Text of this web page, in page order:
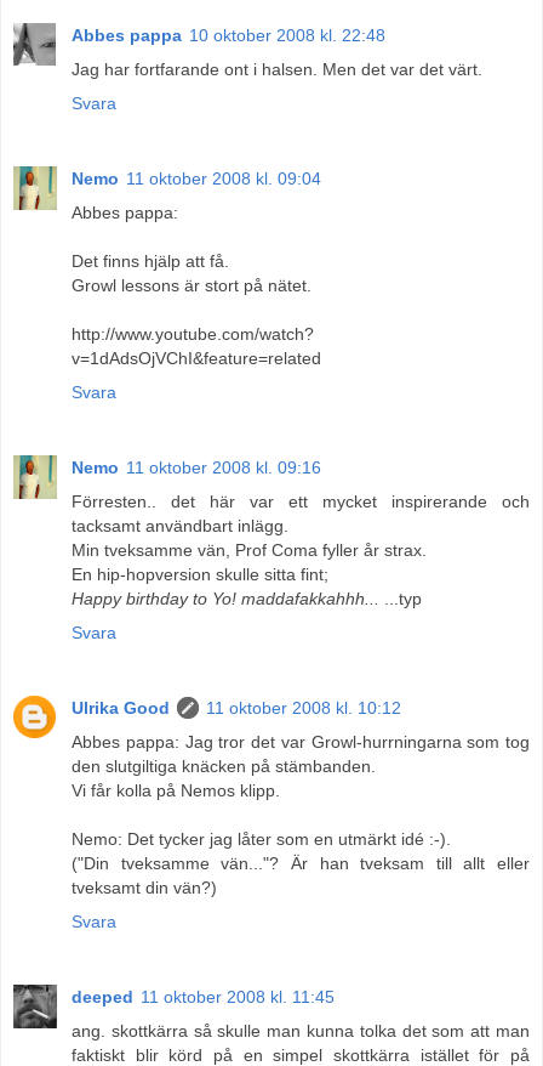
Abbes pappa 10 oktober 2008 kl. 22:48
Jag har fortfarande ont i halsen. Men det var det värt.
Svara
Nemo 11 oktober 2008 kl. 09:04
Abbes pappa:
Det finns hjälp att få.
Growl lessons är stort på nätet.
http://www.youtube.com/watch?
v=1dAdsOjVChI&feature=related
Svara
Nemo 11 oktober 2008 kl. 09:16
Förresten.. det här var ett mycket inspirerande och
tacksamt användbart inlägg.
Min tveksamme vän, Prof Coma fyller år strax.
En hip-hopversion skulle sitta fint;
Happy birthday to Yo! maddafakkahhh...
...typ
Svara
Ulrika Good
11 oktober 2008 kl. 10:12
Abbes pappa: Jag tror det var Growl-hurrningarna som tog
den slutgiltiga knäcken på stämbanden.
Vi får kolla på Nemos klipp.
Nemo: Det tycker jag låter som en utmärkt idé :-).
("Din tveksamme vän..."? Är han tveksam till allt eller
tveksamt din vän?)
Svara
deeped 11 oktober 2008 kl. 11:45
ang. skottkärra så skulle man kunna tolka det som att man
faktiskt blir körd på en simpel skottkärra istället för på